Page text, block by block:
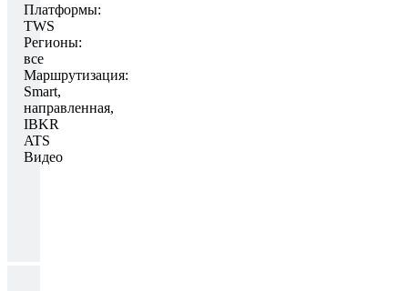
Платформы:
TWS
Регионы:
все
Маршрутизация:
Smart,
направленная,
IBKR
ATS
Видео